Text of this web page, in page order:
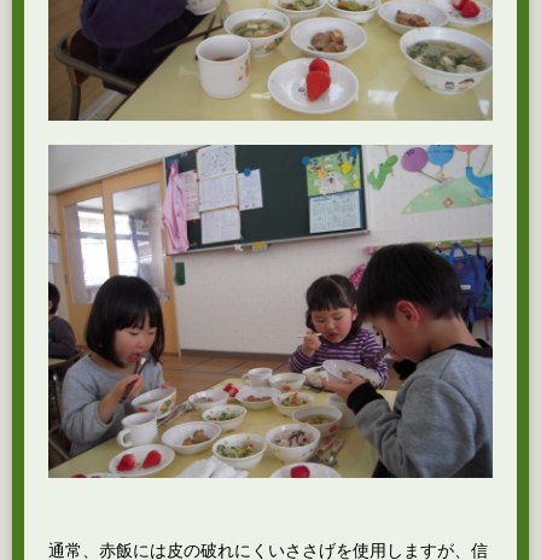
通常、赤飯には皮の破れにくいささげを使用しますが、信